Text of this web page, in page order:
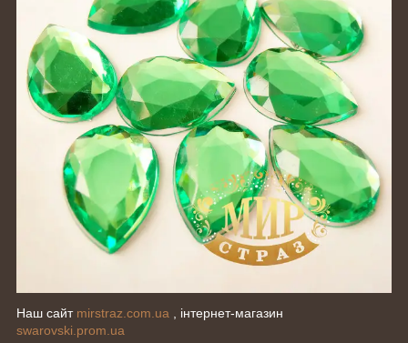
Наш сайт mirstraz.com.ua , інтернет-магазин
swarovski.prom.ua